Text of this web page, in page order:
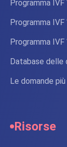
Programma IVF
Programma IVF
Programma IVF
Database delle
Le domande
Risorse